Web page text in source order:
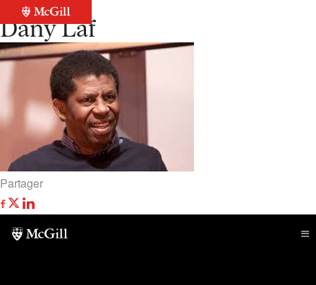
Retour à la liste
Dany Laf
Partager